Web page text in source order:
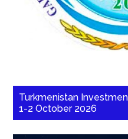
Turkmenistan
1-2 October 2026